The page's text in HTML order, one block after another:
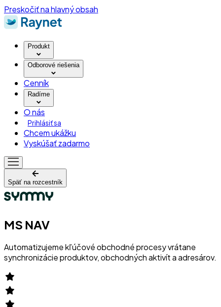
Preskočiť na hlavný obsah
Produkt
Odborové riešenia
Cenník
Radíme
O nás
Prihlásiť sa
Chcem ukážku
Vyskúšať zadarmo
Späť na rozcestník
MS NAV
Automatizujeme kľúčové obchodné procesy vrátane
synchronizácie produktov, obchodných aktivít a adresárov.